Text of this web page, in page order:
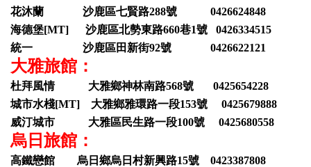
花沐蘭 沙鹿區七賢路288號 0426624848
海德堡[MT] 沙鹿區北勢東路660巷1號 0426334515
統一 沙鹿區田新街92號 0426622121
大雅旅館：
杜拜風情 大雅鄉神林南路568號 0425654228
城市水棧[MT] 大雅鄉雅環路一段153號 0425679888
威汀城市 大雅區民生路一段100號 0425680558
烏日旅館：
高鐵戀館 烏日鄉烏日村新興路15號 0423387808